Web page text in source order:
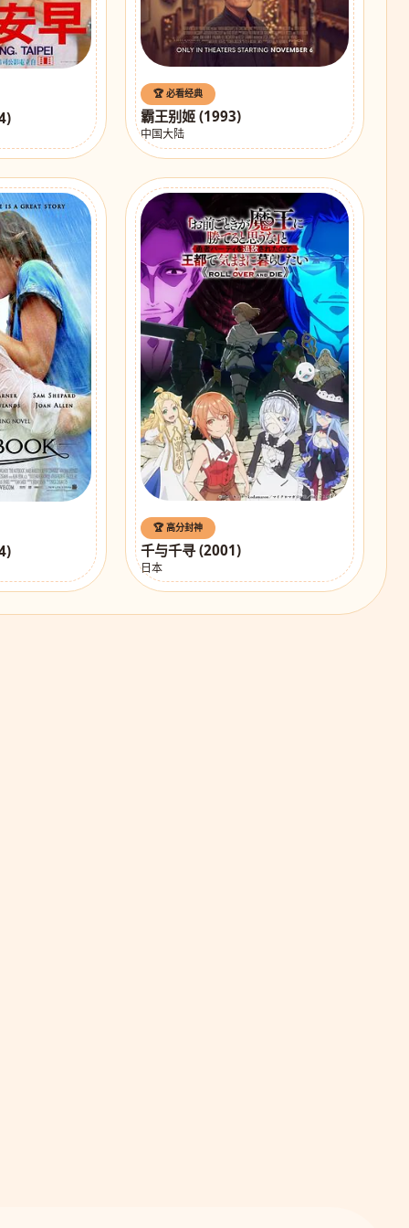
🏆 必看经典
霸王别姬 (1993)
中国大陆
🏆 高分封神
千与千寻 (2001)
日本